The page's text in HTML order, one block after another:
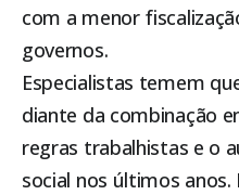
com a menor
governos.
Especialistas temem
diante da combinação
regras trabalhistas e o
social nos últimos anos.